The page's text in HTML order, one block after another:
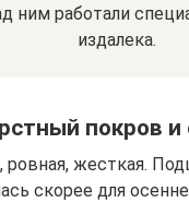
ним работали
издалека.
покров и
ровная, жесткая.
скорее для